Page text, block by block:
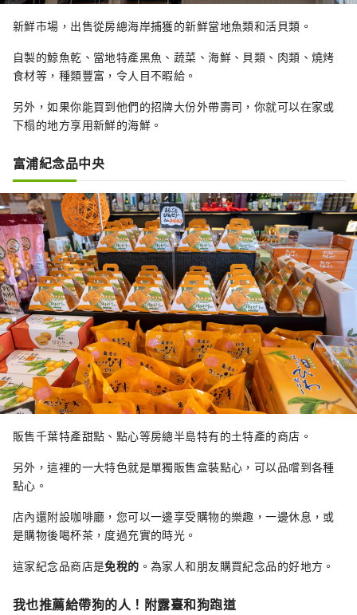
新鮮市場，出售從房總海岸捕獲的新鮮當地魚類和活貝類。
自製的鯨魚乾、當地特產黑魚、蔬菜、海鮮、貝類、肉類、燒烤
食材等，種類豐富，令人目不暇給。
另外，如果你能買到他們的招牌大份外帶壽司，你就可以在家或
下榻的地方享用新鮮的海鮮。
富浦紀念品中央
販售千葉特產甜點、點心等房總半島特有的土特產的商店。
另外，這裡的一大特色就是單獨販售盒裝點心，可以品嚐到各種
點心。
店內還附設咖啡廳，您可以一邊享受購物的樂趣，一邊休息，或
是購物後喝杯茶，度過充實的時光。
這家紀念品商店是免稅的 。為家人和朋友購買紀念品的好地方。
我也推薦給帶狗的人！附露臺和狗跑道